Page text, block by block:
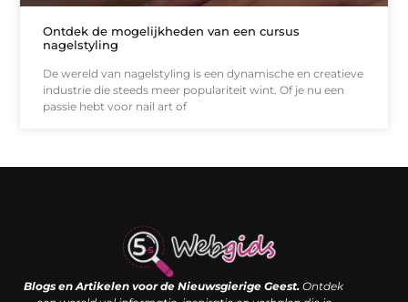
Ontdek de mogelijkheden van een cursus
nagelstyling
De wereld van nagelstyling is een dynamische en creatieve
industrie die steeds meer populariteit wint. Of je nu een
passie hebt voor nail art of
Blogs en Artikelen voor de Nieuwsgierige Geest. Ontdek